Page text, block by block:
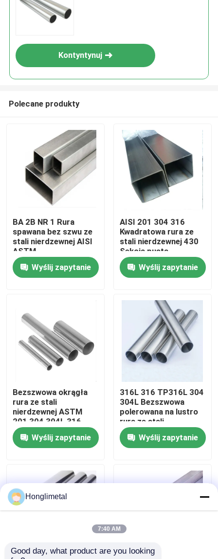
Dom
wideo
Wycieczka po fabryce
Kontrola jakości
Aktualności
Cewka ze stali nierdzewnej
Kontyntynuj
Polecane produkty
BA 2B NR 1 Rura
spawana bez szwu ze
stali nierdzewnej AISI
ASTM
Wyślij zapytanie
AISI 201 304 316
Kwadratowa rura ze
stali nierdzewnej 430
Sekcja pusta
Wyślij zapytanie
Bezszwowa okrągła
rura ze stali
nierdzewnej ASTM
201 304 304L 316
316L
Wyślij zapytanie
316L 316 TP316L 304
304L Bezszwowa
polerowana na lustro
rura ze stali
nierdzewnej
Wyślij zapytanie
Honglimetal
7:40 AM
Good day, what product are you looking